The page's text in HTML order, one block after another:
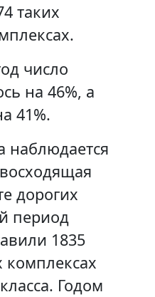
таких
число
на 46%, а
41%.
наблюдается
дорогих
период
1835
Годом